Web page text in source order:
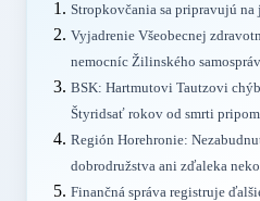
Stropkovčania sa pripravujú
Vyjadrenie Všeobecnej
nemocníc Žilinského
BSK: Hartmutovi Tautzovi
Štyridsať rokov od smrti
Región Horehronie:
dobrodružstva ani zďaleka
Finančná správa registruje